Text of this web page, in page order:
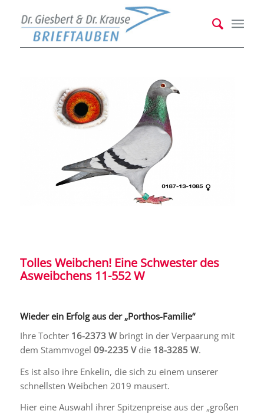
Tolles Weibchen! Eine Schwester des
Asweibchens 11-552 W
Wieder ein Erfolg aus der „Porthos-Familie“
Ihre Tochter 16-2373 W bringt in der Verpaarung mit
dem Stammvogel 09-2235 V die18-3285 W.
Es ist also ihre Enkelin, die sich zu einem unserer
schnellsten Weibchen 2019 mausert.
Hier eine Auswahl ihrer Spitzenpreise aus der „großen